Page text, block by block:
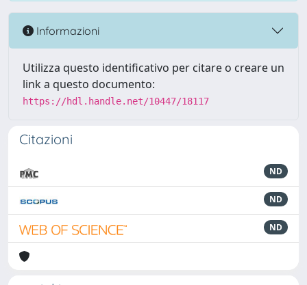
Informazioni
Utilizza questo identificativo per citare o creare un
link a questo documento:
https://hdl.handle.net/10447/18117
Citazioni
ND
ND
ND